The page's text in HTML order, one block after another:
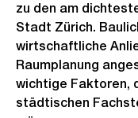
zu den am
Stadt Zürich.
wirtschaftliche
Raumplanung
wichtige Faktoren,
städtischen